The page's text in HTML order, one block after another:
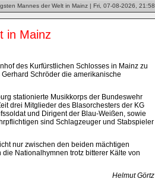
Mannes der Welt in Mainz | Fri, 07-08-2026, 21:58
in Mainz
des Kurfürstlichen Schlosses in Mainz zu
Schröder die amerikanische
stationierte Musikkorps der Bundeswehr
drei Mitglieder des Blasorchesters der KG
und Dirigent der Blau-Weißen, sowie
sind Schlagzeuger und Stabspieler
nur zwischen den beiden mächtigen
Nationalhymnen trotz bitterer Kälte von
Helmut Görtz